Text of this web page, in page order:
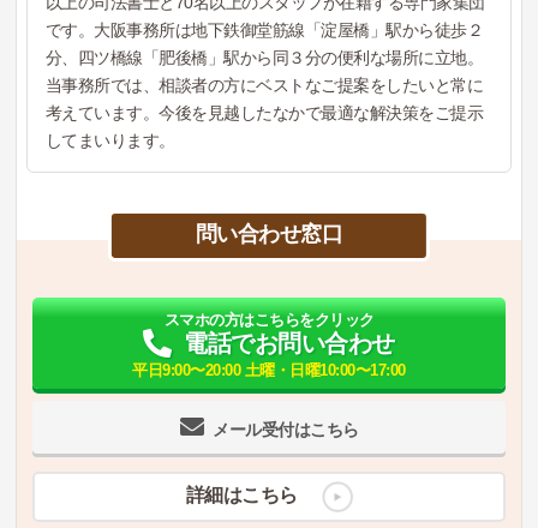
です。大阪事務所は地下鉄御堂筋線「淀屋橋」駅から徒歩２
分、四ツ橋線「肥後橋」駅から同３分の便利な場所に立地。
当事務所では、相談者の方にベストなご提案をしたいと常に
考えています。今後を見越したなかで最適な解決策をご提示
してまいります。
問い合わせ窓口
メール受付はこちら
スマホの方はこちらをクリック
電話でお問い合わせ
平日9:00〜20:00 土曜・日曜10:00〜17:00
詳細はこちら